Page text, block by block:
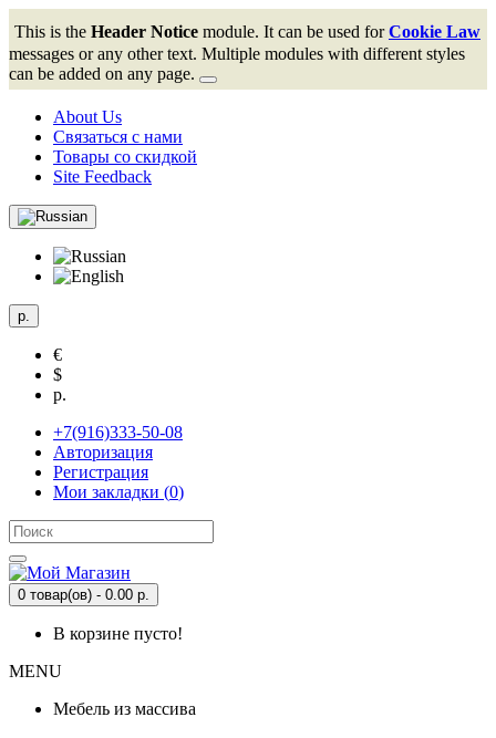
This is the Header Notice module. It can be used forCookie Law
messages or any other text. Multiple modules with different styles
can be added on any page.
About Us
Связаться с нами
Товары со скидкой
Site Feedback
р.
€
$
р.
+7(916)333-50-08
Авторизация
Регистрация
Мои закладки (0)
0 товар(ов) - 0.00 р.
В корзине пусто!
MENU
Мебель из массива